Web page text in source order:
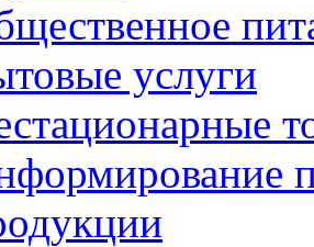
услуги